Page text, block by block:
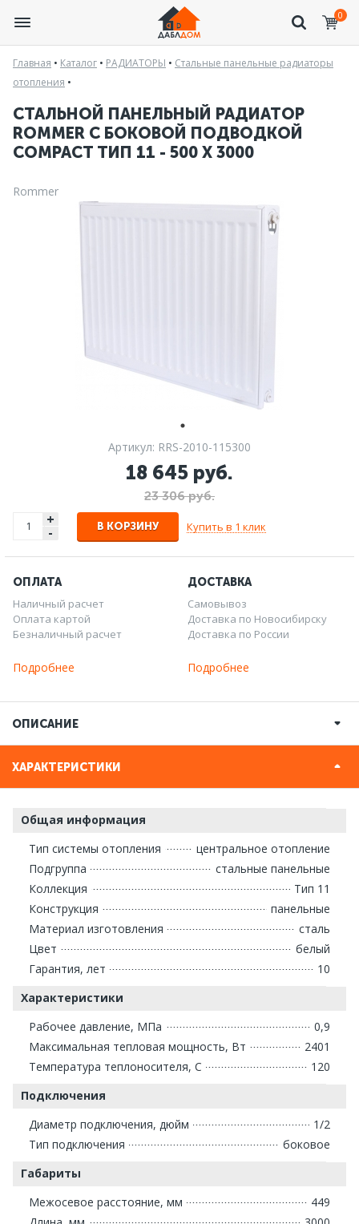
0
Главная • Каталог • РАДИАТОРЫ • Стальные панельные радиаторы
отопления •
СТАЛЬНОЙ ПАНЕЛЬНЫЙ РАДИАТОР
ROMMER С БОКОВОЙ ПОДВОДКОЙ
COMPACT ТИП 11 - 500 X 3000
Rommer
Артикул: RRS-2010-115300
18 645 руб.
23 306 руб.
+
- В КОРЗИНУ Купить в 1 клик
ОПЛАТА
Наличный расчет
Оплата картой
Безналичный расчет
Подробнее
ДОСТАВКА
Самовывоз
Доставка по Новосибирску
Доставка по России
Подробнее
ОПИСАНИЕ
ХАРАКТЕРИСТИКИ
Общая информация
Тип системы отопления
центральное отопление
Подгруппа
стальные панельные
Коллекция
Тип 11
Конструкция
панельные
Материал изготовления
сталь
Цвет
белый
Гарантия, лет
10
Характеристики
Рабочее давление, МПа
0,9
Максимальная тепловая мощность, Вт
2401
Температура теплоносителя, С
120
Подключения
Диаметр подключения, дюйм
1/2
Тип подключения
боковое
Габариты
Межосевое расстояние, мм
449